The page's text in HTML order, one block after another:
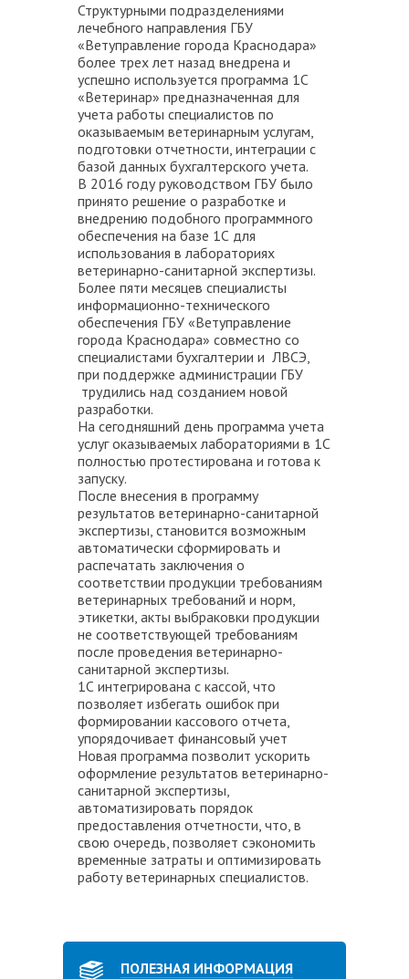
Структурными подразделениями
лечебного направления ГБУ
«Ветуправление города Краснодара»
более трех лет назад внедрена и
успешно используется программа 1С
«Ветеринар» предназначенная для
учета работы специалистов по
оказываемым ветеринарным услугам,
подготовки отчетности, интеграции с
базой данных бухгалтерского учета.
В 2016 году руководством ГБУ было
принято решение о разработке и
внедрению подобного программного
обеспечения на базе 1С для
использования в лабораториях
ветеринарно-санитарной экспертизы.
Более пяти месяцев специалисты
информационно-технического
обеспечения ГБУ «Ветуправление
города Краснодара» совместно со
специалистами бухгалтерии и ЛВСЭ,
при поддержке администрации ГБУ
трудились над созданием новой
разработки.
На сегодняшний день программа учета
услуг оказываемых лабораториями в 1С
полностью протестирована и готова к
запуску.
После внесения в программу
результатов ветеринарно-санитарной
экспертизы, становится возможным
автоматически сформировать и
распечатать заключения о
соответствии продукции требованиям
ветеринарных требований и норм,
этикетки, акты выбраковки продукции
не соответствующей требованиям
после проведения ветеринарно-
санитарной экспертизы.
1С интегрирована с кассой, что
позволяет избегать ошибок при
формировании кассового отчета,
упорядочивает финансовый учет
Новая программа позволит ускорить
оформление результатов ветеринарно-
санитарной экспертизы,
автоматизировать порядок
предоставления отчетности, что, в
свою очередь, позволяет сэкономить
временные затраты и оптимизировать
работу ветеринарных специалистов.
ПОЛЕЗНАЯ ИНФОРМАЦИЯ